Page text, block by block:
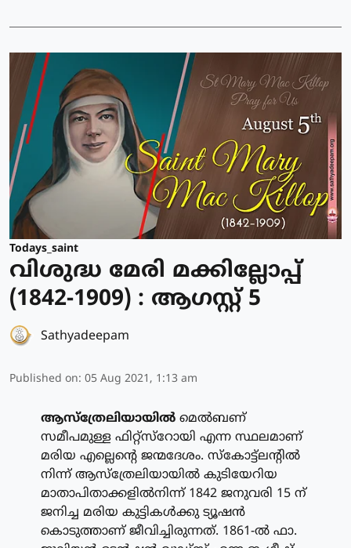
Todays_saint
വിശുദ്ധ മേരി മക്കില്ലോപ്പ്
(1842-1909) : ആഗസ്റ്റ് 5
Sathyadeepam
Published on: 05 Aug 2021, 1:13 am
ആസ്‌ത്രേലിയായില്‍ മെല്‍ബണ്
സമീപമുള്ള ഫിറ്റ്‌സ്‌റോയി എന്ന സ്ഥലമാണ്
മരിയ എല്ലെന്റെ ജന്മദേശം. സ്‌കോട്ട്‌ലന്റില്‍
നിന്ന് ആസ്‌ത്രേലിയായില്‍ കുടിയേറിയ
മാതാപിതാക്കളില്‍നിന്ന് 1842 ജനുവരി 15 ന്
ജനിച്ച മരിയ കുട്ടികള്‍ക്കു ട്യൂഷന്‍
കൊടുത്താണ് ജീവിച്ചിരുന്നത്. 1861-ല്‍ ഫാ.